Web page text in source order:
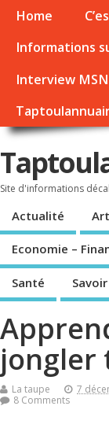
Home
Informations
Interview MSN
Site d'informations
Actualité
Economie –
Santé
jongler
La taupe 7
8 Comments